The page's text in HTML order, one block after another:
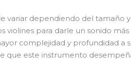
variar dependiendo del tamaño
para darle un sonido
complejidad y profundidad a
que este instrumento